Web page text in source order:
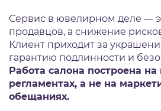
Сервис в ювелирном деле —
продавцов, а снижение
Клиент приходит за
гарантию подлинности и
Работа салона построена
регламентах, а не на
обещаниях.